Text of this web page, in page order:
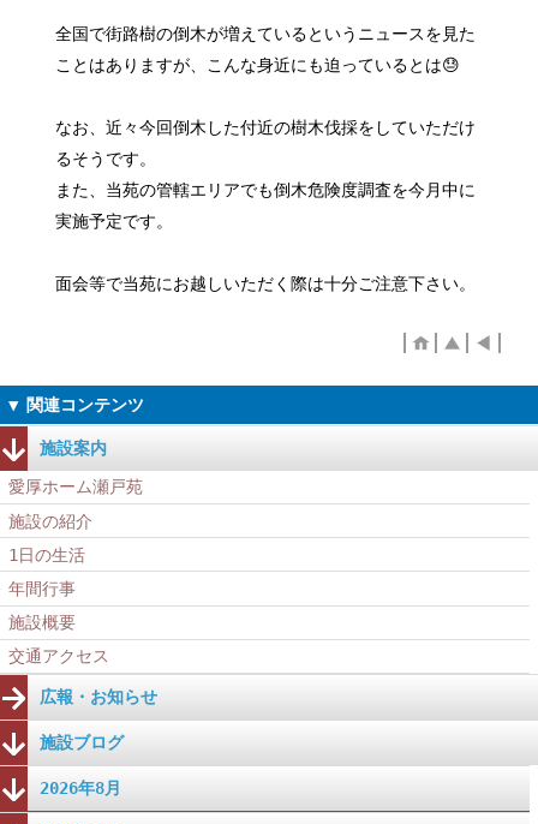
全国で街路樹の倒木が増えているというニュースを見た
ことはありますが、こんな身近にも迫っているとは😓
なお、近々今回倒木した付近の樹木伐採をしていただけ
るそうです。
また、当苑の管轄エリアでも倒木危険度調査を今月中に
実施予定です。
面会等で当苑にお越しいただく際は十分ご注意下さい。
施設案内
愛厚ホーム瀬戸苑
施設の紹介
1日の生活
年間行事
施設概要
交通アクセス
広報・お知らせ
施設ブログ
2026年8月